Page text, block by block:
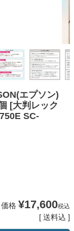
エプソン)
[大判レック
SC-
格 ¥17,600税込
送料込